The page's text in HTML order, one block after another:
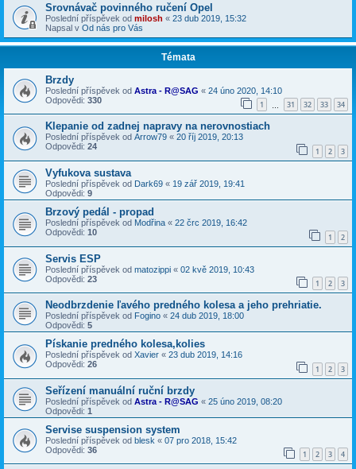
Srovnávač povinného ručení Opel
Poslední příspěvek od milosh « 23 dub 2019, 15:32
Napsal v Od nás pro Vás
Témata
Brzdy
Poslední příspěvek od Astra - R@SAG « 24 úno 2020, 14:10
Odpovědi: 330 1 31 32 33 34
Klepanie od zadnej napravy na nerovnostiach
Poslední příspěvek od Arrow79 « 20 říj 2019, 20:13
Odpovědi: 24 1 2 3
Vyfukova sustava
Poslední příspěvek od Dark69 « 19 zář 2019, 19:41
Odpovědi: 9
Brzový pedál - propad
Poslední příspěvek od Modřina « 22 črc 2019, 16:42
Odpovědi: 10 1 2
Servis ESP
Poslední příspěvek od matozippi « 02 kvě 2019, 10:43
Odpovědi: 23 1 2 3
Neodbrzdenie ľavého predného kolesa a jeho prehriatie.
Poslední příspěvek od Fogino « 24 dub 2019, 18:00
Odpovědi: 5
Pískanie predného kolesa,kolies
Poslední příspěvek od Xavier « 23 dub 2019, 14:16
Odpovědi: 26 1 2 3
Seřízení manuální ruční brzdy
Poslední příspěvek od Astra - R@SAG « 25 úno 2019, 08:20
Odpovědi: 1
Servise suspension system
Poslední příspěvek od blesk « 07 pro 2018, 15:42
Odpovědi: 36 1 2 3 4